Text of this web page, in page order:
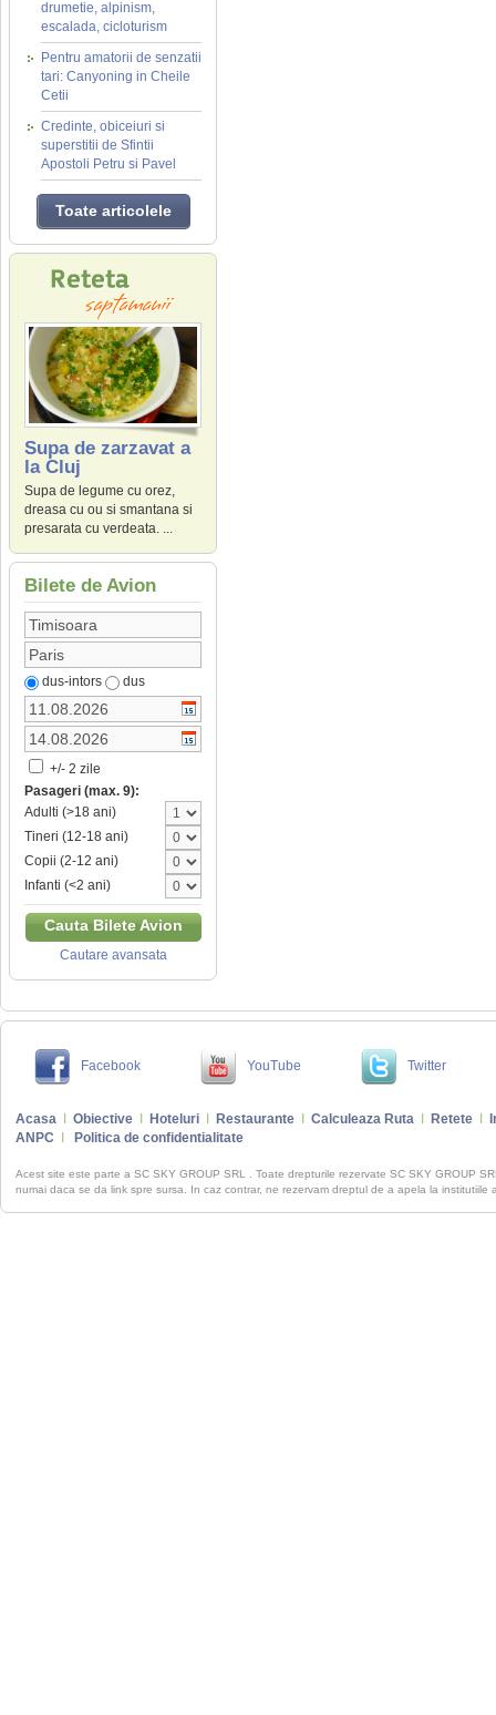
drumetie, alpinism,
escalada, cicloturism
Pentru amatorii de senzatii
tari: Canyoning in Cheile
Cetii
Credinte, obiceiuri si
superstitii de Sfintii
Apostoli Petru si Pavel
Toate articolele
Supa de zarzavat a
la Cluj
Supa de legume cu orez,
dreasa cu ou si smantana si
presarata cu verdeata. ...
Bilete de Avion
dus-intors dus
+/- 2 zile
Pasageri (max. 9):
Adulti (>18 ani)
Tineri (12-18 ani)
Copii (2-12 ani)
Infanti (<2 ani)
Cauta Bilete Avion
Cautare avansata
Facebook YouTube Twitter
Acasa Obiective Hoteluri Restaurante Calculeaza Ruta Retete
ANPC
Politica de confidentialitate
Acest site este parte a SC SKY GROUP SRL . Toate drepturile rezervate SC SKY GROUP
numai daca se da link spre sursa. In caz contrar, ne rezervam dreptul de a apela la institutiile